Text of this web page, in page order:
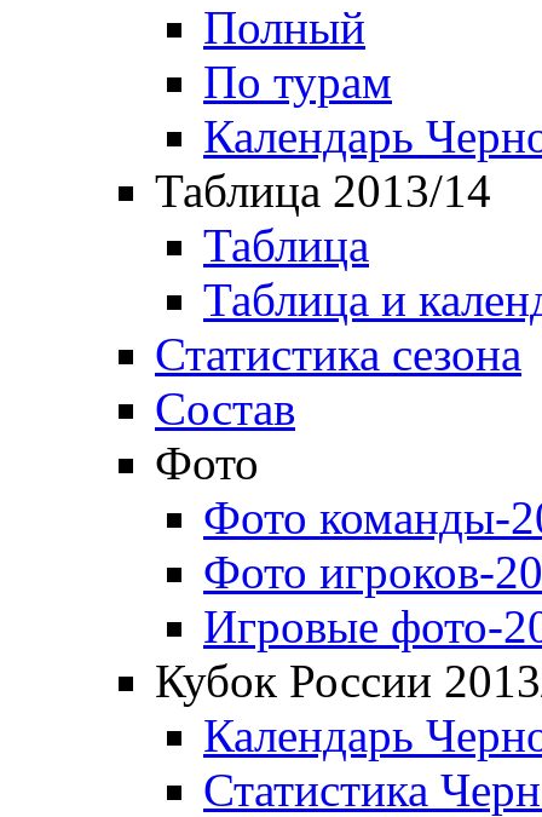
Полный
По турам
Календарь
Таблица 2013/14
Таблица
Таблица и
Статистика сезона
Состав
Фото
Фото команды-
Фото игроков-
Игровые фото-
Кубок России
Календарь
Статистика